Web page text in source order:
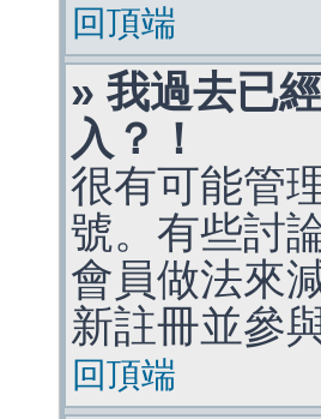
回頂端
» 我過去已
入？！
很有可能管
號。有些討
會員做法來
新註冊並參
回頂端